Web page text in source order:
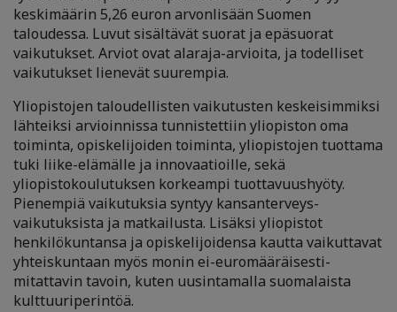
keskimäärin 5,26 euron arvonlisään Suomen
taloudessa. Luvut sisältävät suorat ja epäsuorat
vaikutukset. Arviot ovat alaraja-arvioita, ja todelliset
vaikutukset lienevät suurempia.
Yliopistojen taloudellisten vaikutusten keskeisimmiksi
lähteiksi arvioinnissa tunnistettiin yliopiston oma
toiminta, opiskelijoiden toiminta, yliopistojen tuottama
tuki liike-elämälle ja innovaatioille, sekä
yliopistokoulutuksen korkeampi tuottavuushyöty.
Pienempiä vaikutuksia syntyy kansanterveys-
vaikutuksista ja matkailusta. Lisäksi yliopistot
henkilökuntansa ja opiskelijoidensa kautta vaikuttavat
yhteiskuntaan myös monin ei-euromääräisesti-
mitattavin tavoin, kuten uusintamalla suomalaista
kulttuuriperintöä.